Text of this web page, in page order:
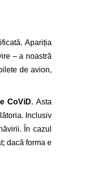
Apariția
– a noastră
de avion,
CoViD.Asta
Inclusiv
În cazul
dacă forma e